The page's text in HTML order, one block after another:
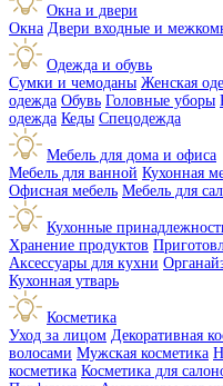
Окна и двери
Окна Двери входные и
Одежда и обувь
Сумки и чемоданы Женская
одежда Обувь Головные уборы
одежда Кеды Спецодежда
Мебель для дома и офиса
Мебель для ванной Кухонная
Офисная мебель Мебель для
Кухонные
Хранение продуктов
Аксессуары для кухни
Кухонная утварь
Косметика
Уход за лицом Декоративная
волосами Мужская косметика
косметика Косметика для